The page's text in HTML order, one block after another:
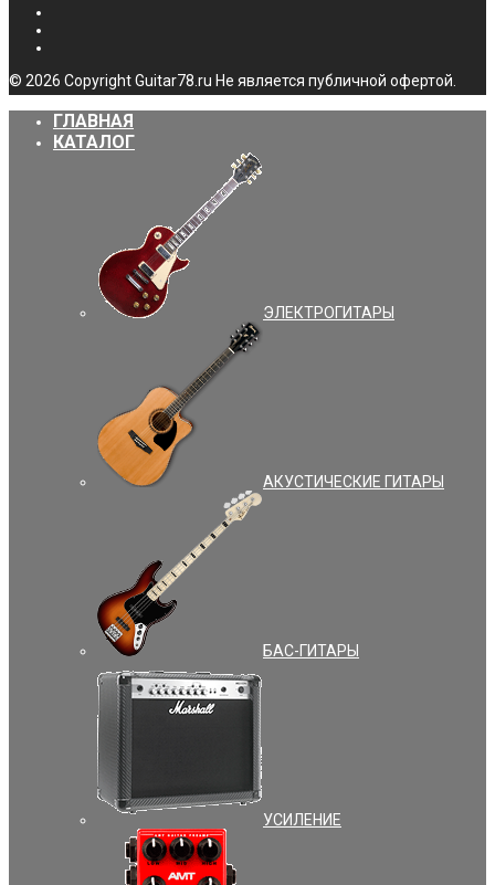
© 2026 Copyright Guitar78.ru Не является публичной офертой.
ГЛАВНАЯ
КАТАЛОГ
ЭЛЕКТРОГИТАРЫ
АКУСТИЧЕСКИЕ ГИТАРЫ
БАС-ГИТАРЫ
УCИЛЕНИЕ